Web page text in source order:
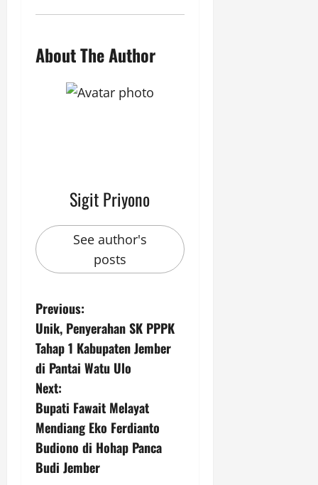
About The Author
Sigit Priyono
See author's
posts
P
o
s
t
n
a
Previous:
Unik, Penyerahan SK PPPK
Tahap 1 Kabupaten Jember
di Pantai Watu Ulo
Next:
Bupati Fawait Melayat
Mendiang Eko Ferdianto
Budiono di Hohap Panca
Budi Jember